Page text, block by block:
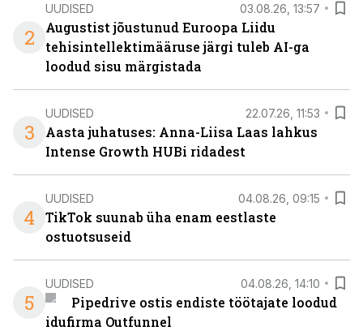
2
UUDISED 03.08.26, 13:57
Augustist jõustunud Euroopa Liidu
tehisintellektimääruse järgi tuleb AI-ga
loodud sisu märgistada
3
UUDISED 22.07.26, 11:53
Aasta juhatuses: Anna-Liisa Laas lahkus
Intense Growth HUBi ridadest
4
UUDISED 04.08.26, 09:15
TikTok suunab üha enam eestlaste
ostuotsuseid
5
UUDISED 04.08.26, 14:10
Pipedrive ostis endiste töötajate loodud
idufirma Outfunnel